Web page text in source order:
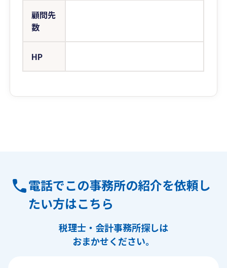
顧問先
数
HP
電話でこの事務所の紹介を依頼し
たい方はこちら
税理士・会計事務所探しは
おまかせください。